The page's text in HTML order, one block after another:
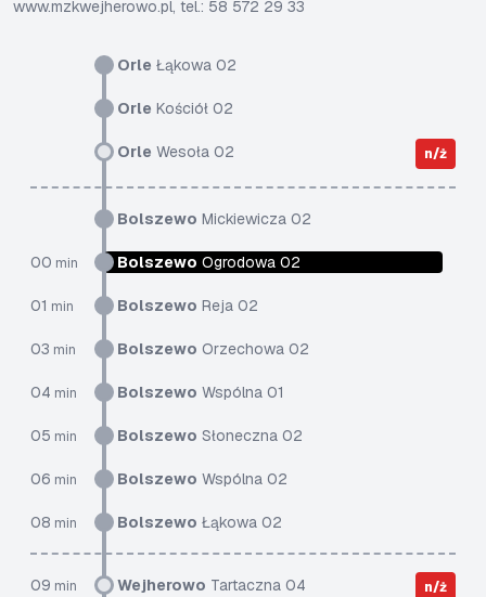
Orle Łąkowa 02
Orle Kościół 02
Orle Wesoła 02 n/ż
Bolszewo Mickiewicza 02
00 min Bolszewo Ogrodowa 02
01 min Bolszewo Reja 02
03 min Bolszewo Orzechowa 02
04 min Bolszewo Wspólna 01
05 min Bolszewo Słoneczna 02
06 min Bolszewo Wspólna 02
08 min Bolszewo Łąkowa 02
09 min Wejherowo Tartaczna 04 n/ż
www.mzkwejherowo.pl, tel.: 58 572 29 33